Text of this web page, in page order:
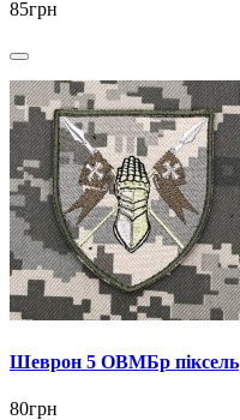
85грн
Шеврон 5 ОВМБр піксель
80грн